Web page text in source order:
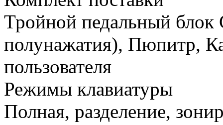
Тройной педальный блок
полунажатия), Пюпитр,
пользователя
Режимы клавиатуры
Полная, разделение,